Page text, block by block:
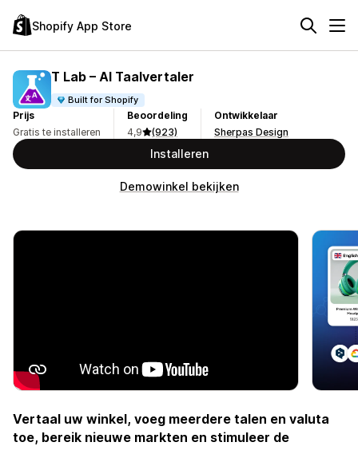
Shopify App Store
T Lab – AI Taalvertaler
Built for Shopify
Prijs
Gratis te installeren
Beoordeling
4,9
(923)
Ontwikkelaar
Sherpas Design
Installeren
Demowinkel bekijken
Vertaal uw winkel, voeg meerdere talen en valuta
toe, bereik nieuwe markten en stimuleer de